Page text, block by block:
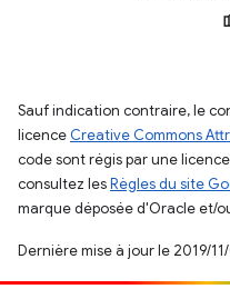
Sauf indication contraire, le
licence Creative Commons
code sont régis par une licence
consultez lesRègles du site
marque déposée d'Oracle et/
Dernière mise à jour le 2019/